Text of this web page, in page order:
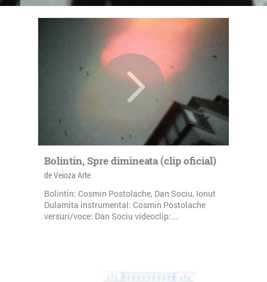
Bolintin, Spre dimineata (clip oficial)
de Veioza Arte
Bolintin: Cosmin Postolache, Dan Sociu, Ionut
Dulamita instrumental: Cosmin Postolache
versuri/voce: Dan Sociu videoclip:...